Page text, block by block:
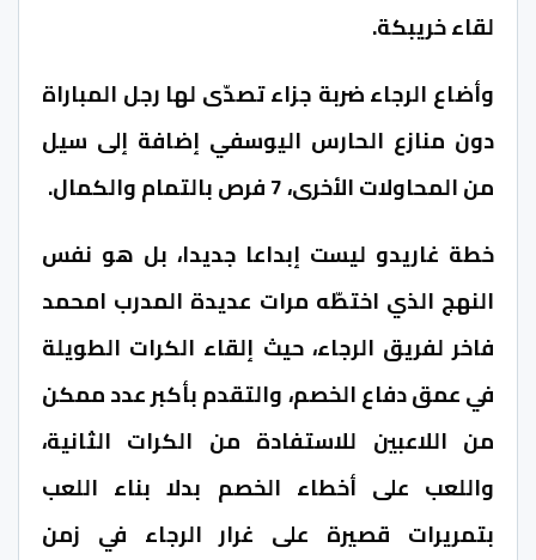
لقاء خريبكة.
وأضاع الرجاء ضربة جزاء تصدّى لها رجل المباراة
دون منازع الحارس اليوسفي إضافة إلى سيل
من المحاولات الأخرى، 7 فرص بالتمام والكمال.
خطة غاريدو ليست إبداعا جديدا، بل هو نفس
النهج الذي اختطّه مرات عديدة المدرب امحمد
فاخر لفريق الرجاء، حيث إلقاء الكرات الطويلة
في عمق دفاع الخصم، والتقدم بأكبر عدد ممكن
من اللاعبين للاستفادة من الكرات الثانية،
واللعب على أخطاء الخصم بدلا بناء اللعب
بتمريرات قصيرة على غرار الرجاء في زمن